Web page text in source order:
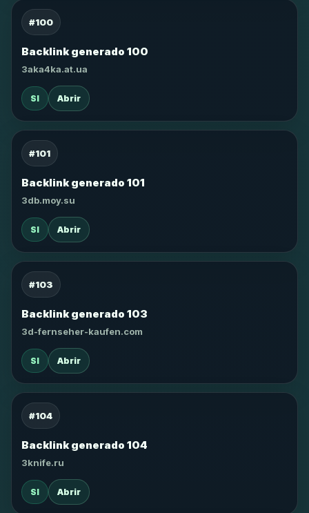
#100
Backlink generado 100
3aka4ka.at.ua
SI Abrir
#101
Backlink generado 101
3db.moy.su
SI Abrir
#103
Backlink generado 103
3d-fernseher-kaufen.com
SI Abrir
#104
Backlink generado 104
3knife.ru
SI Abrir